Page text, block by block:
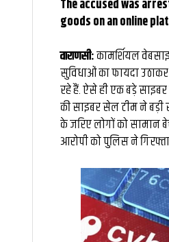
The accused was
goods on an online
वाराणसी:कामर्शियल
सुविधाओं का फायदा
रहे हैं. ऐसे ही एक बड़े
की साइबर सेल टीम ने
के जरिए लोगों को सामान
आरोपी को पुलिस ने
मिस्टर बीस्ट से दो
बातचीत, फिर छोड़ी ₹26
नौकरी: कैसे हैरी
के बड़े फूड